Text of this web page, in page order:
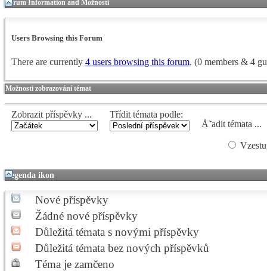
Forum Information and Možnosti
Users Browsing this Forum
There are currently 4 users browsing this forum. (0 members & 4
Možnosti zobrazování témat
Zobrazit příspěvky ...
Třídit témata podle:
Å˜adit témata ...
Legenda ikon
Nové příspěvky
Žádné nové příspěvky
Důležitá témata s novými příspěvky
Důležitá témata bez nových příspěvků
Téma je zamčeno